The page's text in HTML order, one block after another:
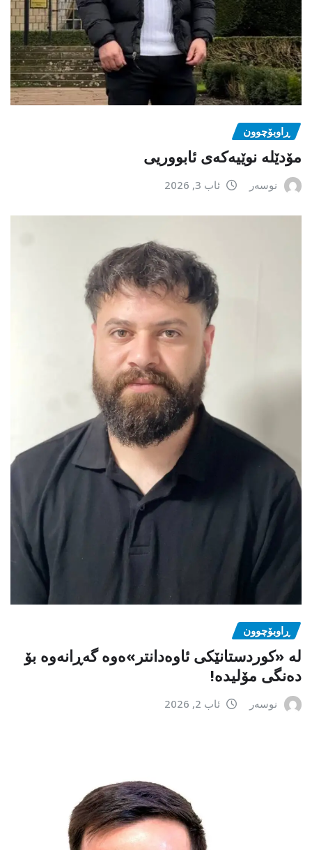
ڕاوبۆچوون
مۆدێلە نوێیەکەى ئابووریی
نوسەر ئاب 3, 2026
ڕاوبۆچوون
لە «کوردستانێکی ئاوەدانتر»ەوە گەڕانەوە بۆ
دەنگی مۆلیدە!
نوسەر ئاب 2, 2026